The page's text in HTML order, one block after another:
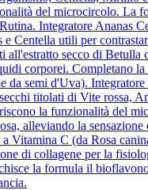
del microcircolo. La
Integratore Ananas
e Centella utili per
all'estratto secco di Betulla
corporei. Completano
da semi d'Uva). Integratore
titolati di Vite rossa,
la funzionalità del
alleviando la sensazione
a Vitamina C (da Rosa
di collagene per la
la formula il